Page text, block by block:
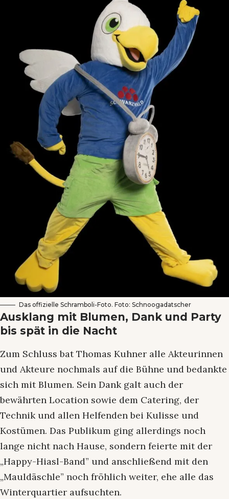
Das offizielle Schramboli-Foto. Foto: Schnoogadatscher
Ausklang mit Blumen, Dank und Party
bis spät in die Nacht
Zum Schluss bat Thomas Kuhner alle Akteurinnen
und Akteure nochmals auf die Bühne und bedankte
sich mit Blumen. Sein Dank galt auch der
bewährten Location sowie dem Catering, der
Technik und allen Helfenden bei Kulisse und
Kostümen. Das Publikum ging allerdings noch
lange nicht nach Hause, sondern feierte mit der
„Happy-Hiasl-Band” und anschließend mit den
„Mauldäschle” noch fröhlich weiter, ehe alle das
Winterquartier aufsuchten.